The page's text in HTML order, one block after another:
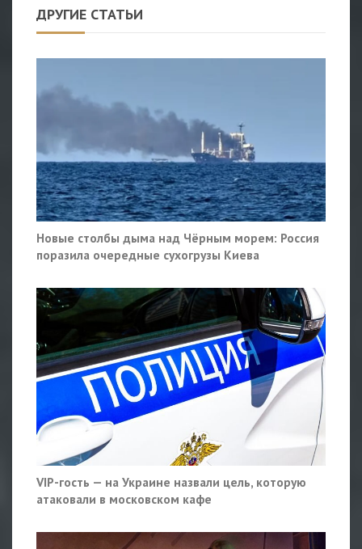
ДРУГИЕ СТАТЬИ
Новые столбы дыма над Чёрным морем: Россия
поразила очередные сухогрузы Киева
VIP-гость — на Украине назвали цель, которую
атаковали в московском кафе